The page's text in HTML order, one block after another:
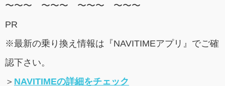
〜〜〜 〜〜〜 〜〜〜 〜〜〜
PR
※最新の乗り換え情報は『NAVITIMEアプリ』でご確
認下さい。
＞ NAVITIMEの詳細をチェック